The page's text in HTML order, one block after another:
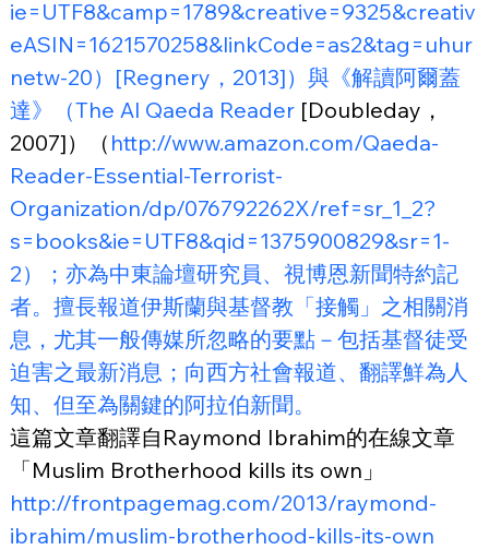
ie=UTF8&camp=1789&creative=9325&creativ
eASIN=1621570258&linkCode=as2&tag=uhur
netw-20）[Regnery，2013]）與《解讀阿爾蓋
達》（The Al Qaeda Reader [Doubleday，
2007]）（ http://www.amazon.com/Qaeda-
Reader-Essential-Terrorist-
Organization/dp/076792262X/ref=sr_1_2?
s=books&ie=UTF8&qid=1375900829&sr=1-
2）；亦為中東論壇研究員、視博恩新聞特約記
者。擅長報道伊斯蘭與基督教「接觸」之相關消
息，尤其一般傳媒所忽略的要點－包括基督徒受
迫害之最新消息；向西方社會報道、翻譯鮮為人
知、但至為關鍵的阿拉伯新聞。
這篇文章翻譯自Raymond Ibrahim的在線文章
「Muslim Brotherhood kills its own」
http://frontpagemag.com/2013/raymond-
ibrahim/muslim-brotherhood-kills-its-own